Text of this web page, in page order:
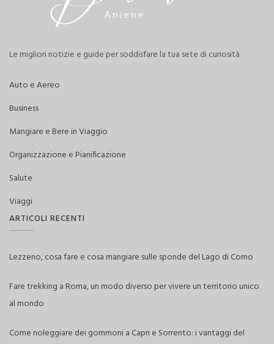
Le migliori notizie e guide per soddisfare la tua sete di curiosità
Auto e Aereo
Business
Mangiare e Bere in Viaggio
Organizzazione e Pianificazione
Salute
Viaggi
ARTICOLI RECENTI
Lezzeno, cosa fare e cosa mangiare sulle sponde del Lago di Como
Fare trekking a Roma, un modo diverso per vivere un territorio unico
al mondo
Come noleggiare dei gommoni a Capri e Sorrento: i vantaggi del